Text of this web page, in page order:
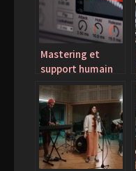
Mastering et
support humain
rapide : comment
choisir le service
repondant a vos
exigences